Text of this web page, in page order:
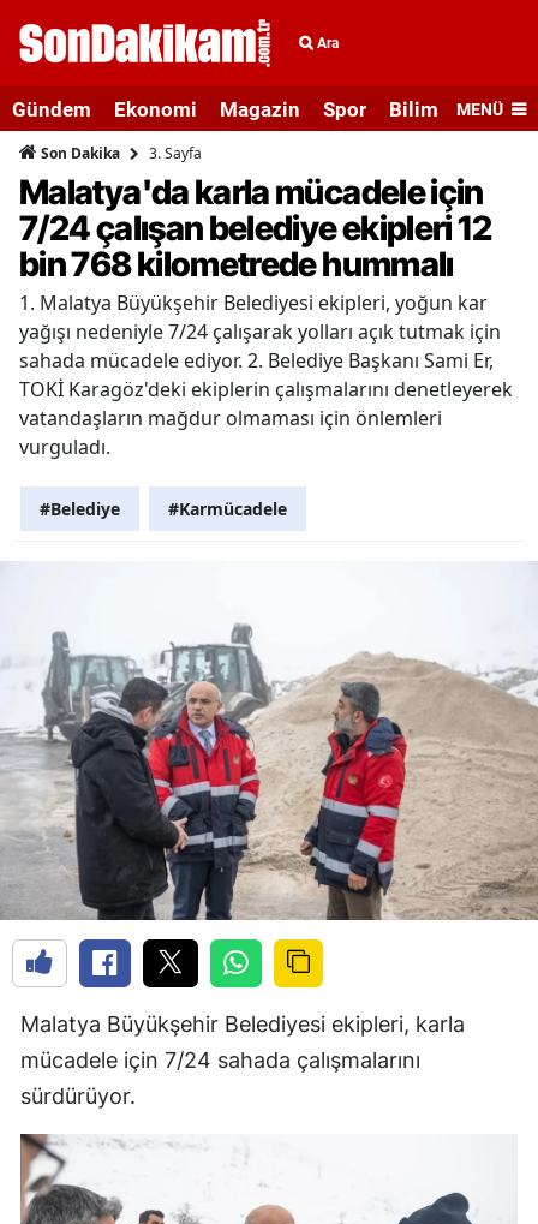
Ara
Gündem Ekonomi Magazin Spor Bilim veMENÜ
Son Dakika 3. Sayfa
Malatya'da karla mücadele için
7/24 çalışan belediye ekipleri 12
bin 768 kilometrede hummalı
1. Malatya Büyükşehir Belediyesi ekipleri, yoğun kar
yağışı nedeniyle 7/24 çalışarak yolları açık tutmak için
sahada mücadele ediyor. 2. Belediye Başkanı Sami Er,
TOKİ Karagöz'deki ekiplerin çalışmalarını denetleyerek
vatandaşların mağdur olmaması için önlemleri
vurguladı.
#Belediye #Karmücadele
Malatya Büyükşehir Belediyesi ekipleri, karla
mücadele için 7/24 sahada çalışmalarını
sürdürüyor.